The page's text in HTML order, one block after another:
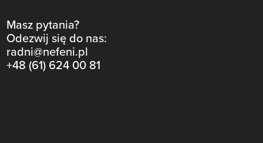
Masz pytania?
Odezwij się do nas:
radni@nefeni.pl
+48 (61) 624 00 81